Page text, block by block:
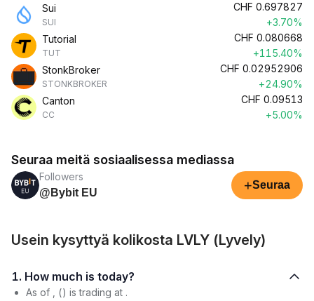
Sui
SUI
CHF 0.697827
+3.70%
Tutorial
TUT
CHF 0.080668
+115.40%
StonkBroker
STONKBROKER
CHF 0.02952906
+24.90%
Canton
CC
CHF 0.09513
+5.00%
Seuraa meitä sosiaalisessa mediassa
Followers
@Bybit EU
+Seuraa
Usein kysyttyä kolikosta LVLY (Lyvely)
1. How much is today?
As of , () is trading at .